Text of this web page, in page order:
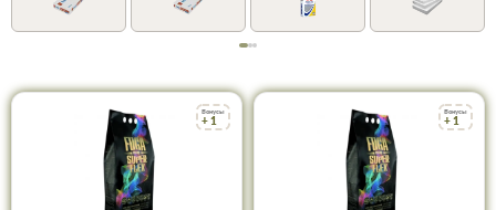
Бонусы
+ 1
Бонусы
+ 1